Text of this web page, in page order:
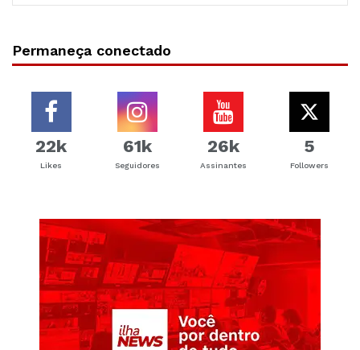
Permaneça conectado
22k
Likes
61k
Seguidores
26k
Assinantes
5
Followers